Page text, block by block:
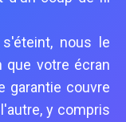
nous le
que votre écran
garantie couvre
y compris